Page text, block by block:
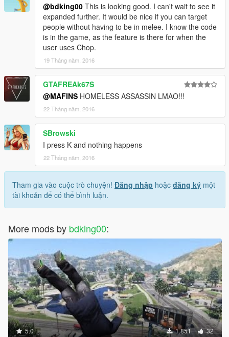
@bdking00 This is looking good. I can't wait to see it
expanded further. It would be nice if you can target
people without having to be in melee. I know the code
is in the game, as the feature is there for when the
user uses Chop.
19 Tháng năm, 2016
GTAFREAk67S
@MAFINS HOMELESS ASSASSIN LMAO!!!
22 Tháng năm, 2016
SBrowski
I press K and nothing happens
22 Tháng năm, 2016
Tham gia vào cuộc trò chuyện! Đăng nhập hoặc đăng ký một
tài khoản để có thể bình luận.
More mods by bdking00:
5.0 1.851 32